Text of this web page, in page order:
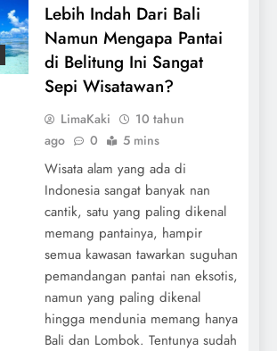
Lebih Indah Dari Bali
Namun Mengapa Pantai
di Belitung Ini Sangat
Sepi Wisatawan?
LimaKaki
10 tahun
ago
0 5 mins
Wisata alam yang ada di
Indonesia sangat banyak nan
cantik, satu yang paling dikenal
memang pantainya, hampir
semua kawasan tawarkan suguhan
pemandangan pantai nan eksotis,
namun yang paling dikenal
hingga mendunia memang hanya
Bali dan Lombok. Tentunya sudah